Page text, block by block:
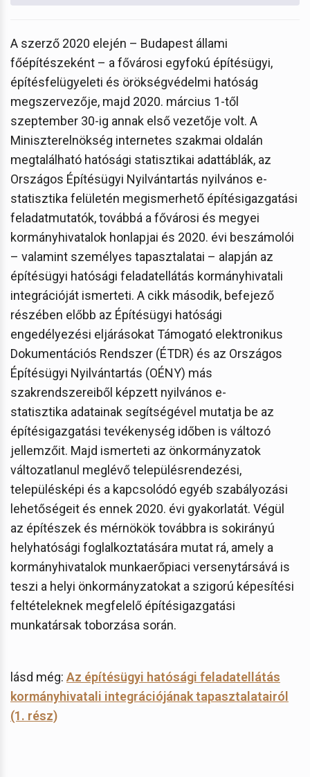
A szerző 2020 elején – Budapest állami
főépítészeként – a fővárosi egyfokú építésügyi,
építésfelügyeleti és örökségvédelmi hatóság
megszervezője, majd 2020. március 1-től
szeptember 30-ig annak első vezetője volt. A
Miniszterelnökség internetes szakmai oldalán
megtalálható hatósági statisztikai adattáblák, az
Országos Építésügyi Nyilvántartás nyilvános e-
statisztika felületén megismerhető építésigazgatási
feladatmutatók, továbbá a fővárosi és megyei
kormányhivatalok honlapjai és 2020. évi beszámolói
– valamint személyes tapasztalatai – alapján az
építésügyi hatósági feladatellátás kormányhivatali
integrációját ismerteti. A cikk második, befejező
részében előbb az Építésügyi hatósági
engedélyezési eljárásokat Támogató elektronikus
Dokumentációs Rendszer (ÉTDR) és az Országos
Építésügyi Nyilvántartás (OÉNY) más
szakrendszereiből képzett nyilvános e-
statisztika adatainak segítségével mutatja be az
építésigazgatási tevékenység időben is változó
jellemzőit. Majd ismerteti az önkormányzatok
változatlanul meglévő településrendezési,
településképi és a kapcsolódó egyéb szabályozási
lehetőségeit és ennek 2020. évi gyakorlatát. Végül
az építészek és mérnökök továbbra is sokirányú
helyhatósági foglalkoztatására mutat rá, amely a
kormányhivatalok munkaerőpiaci versenytársává is
teszi a helyi önkormányzatokat a szigorú képesítési
feltételeknek megfelelő építésigazgatási
munkatársak toborzása során.
lásd még: Az építésügyi hatósági feladatellátás
kormányhivatali integrációjának tapasztalatairól
(1. rész)